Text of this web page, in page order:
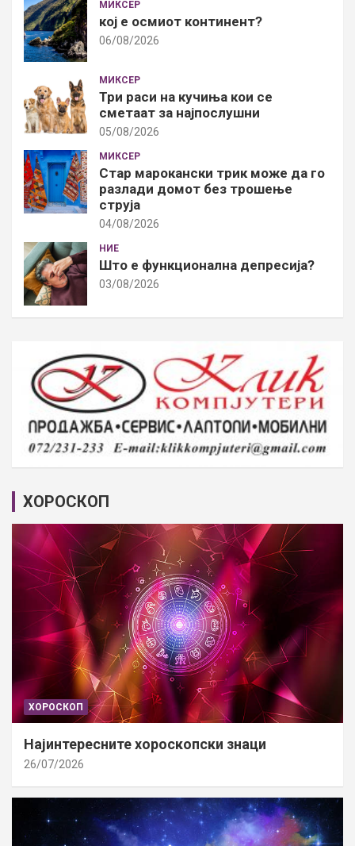
МИКСЕР
кој е осмиот континент?
06/08/2026
МИКСЕР
Три раси на кучиња кои се
сметаат за најпослушни
05/08/2026
МИКСЕР
Стар марокански трик може да го
разлади домот без трошење
струја
04/08/2026
НИЕ
Што е функционална депресија?
03/08/2026
ХОРОСКОП
ХОРОСКОП
Најинтересните хороскопски знаци
26/07/2026